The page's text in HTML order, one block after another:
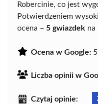
Robercinie, co jest
Potwierdzeniem
ocena – 5 gwiazdek na
Ocena w Google: 5
Liczba opinii w
Czytaj opinie: